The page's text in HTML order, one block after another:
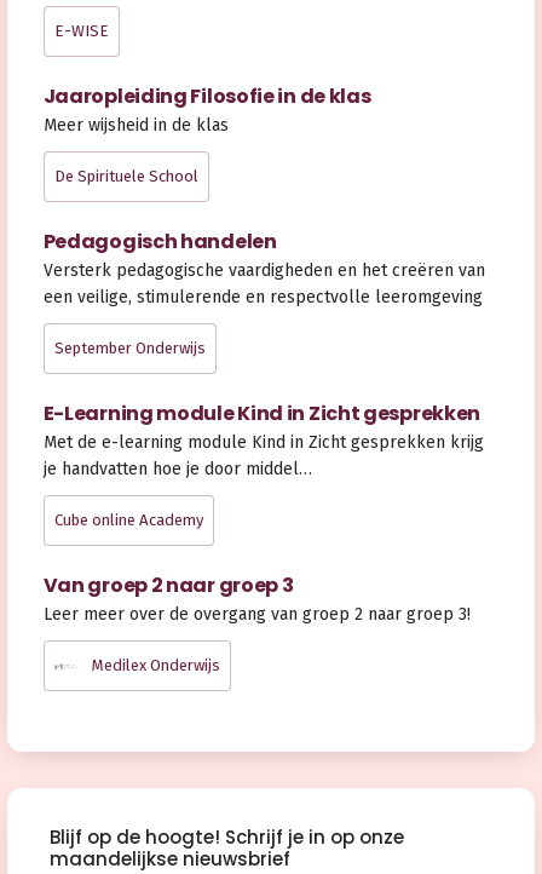
E-WISE
Jaaropleiding Filosofie in de klas
Meer wijsheid in de klas
De Spirituele School
Pedagogisch handelen
Versterk pedagogische vaardigheden en het creëren van
een veilige, stimulerende en respectvolle leeromgeving
September Onderwijs
E-Learning module Kind in Zicht gesprekken
Met de e-learning module Kind in Zicht gesprekken krijg
je handvatten hoe je door middel…
Cube online Academy
Van groep 2 naar groep 3
Leer meer over de overgang van groep 2 naar groep 3!
Medilex Onderwijs
Blijf op de hoogte! Schrijf je in op onze
maandelijkse nieuwsbrief